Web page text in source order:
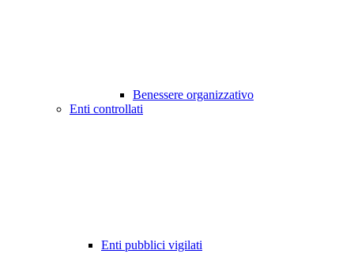
Benessere organizzativo
Enti controllati
Enti pubblici vigilati